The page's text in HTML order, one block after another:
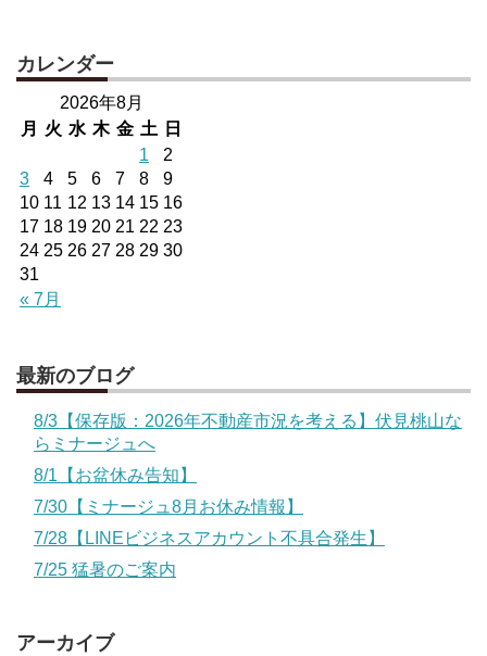
カレンダー
2026年8月
月
火 水 木 金 土 日
« 7月
1
2
3
4 5 6 7 8
9
10 11 12 13 14 15 16
17 18 19 20 21 22 23
24 25 26 27 28 29 30
31
最新のブログ
8/3【保存版：2026年不動産市況を考える】伏見桃山な
らミナージュへ
8/1【お盆休み告知】
7/30【ミナージュ8月お休み情報】
7/28【LINEビジネスアカウント不具合発生】
7/25 猛暑のご案内
アーカイブ